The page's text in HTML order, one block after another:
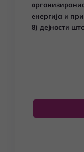
енергија и
8) дејности